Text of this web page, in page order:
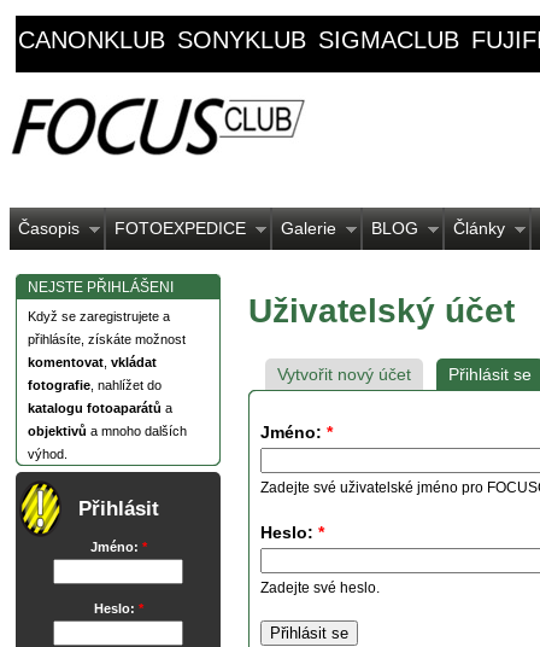
CANONKLUB SONYKLUB SIGMACLUB
Časopis FOTOEXPEDICE Galerie BLOG Články
NEJSTE PŘIHLÁŠENI
Když se zaregistrujete a
přihlásíte, získáte možnost
komentovat vkládat
fotografie , nahlížet do
katalogu fotoaparátů a
objektivů a mnoho dalších
výhod.
Přihlásit
Jméno: *
Heslo: *
Uživatelský účet
Vytvořit nový účet Přihlásit se
Jméno: *
Zadejte své uživatelské jméno pro
Heslo: *
Zadejte své heslo.